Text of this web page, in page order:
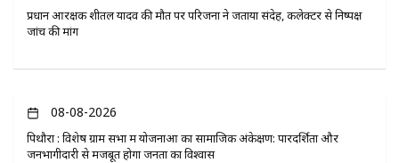
प्रधान आरक्षक शीतल यादव की मौत पर परिजनों ने जताया संदेह, कलेक्टर से निष्पक्ष
जांच की मांग
08-08-2026
पिथौरा : विशेष ग्राम सभा में योजनाओं का सामाजिक अंकेक्षण: पारदर्शिता और
जनभागीदारी से मजबूत होगा जनता का विश्वास